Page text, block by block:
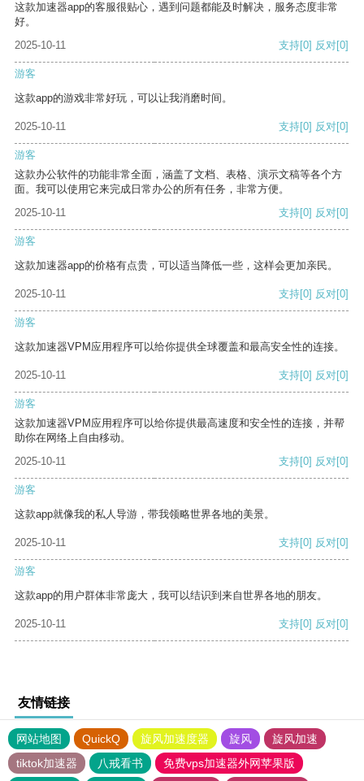
这款加速器app的客服很贴心，遇到问题都能及时解决，服务态度非常
好。
2025-10-11
支持[0] 反对[0]
游客
这款app的游戏非常好玩，可以让我消磨时间。
2025-10-11 支持[0] 反对[0]
游客
这款办公软件的功能非常全面，涵盖了文档、表格、演示文稿等各个方
面。我可以使用它来完成日常办公的所有任务，非常方便。
2025-10-11
支持[0] 反对[0]
游客
这款加速器app的价格有点贵，可以适当降低一些，这样会更加亲民。
2025-10-11 支持[0] 反对[0]
游客
这款加速器VPM应用程序可以给你提供全球覆盖和最高安全性的连接。
2025-10-11 支持[0] 反对[0]
游客
这款加速器VPM应用程序可以给你提供最高速度和安全性的连接，并帮
助你在网络上自由移动。
2025-10-11
支持[0] 反对[0]
游客
这款app就像我的私人导游，带我领略世界各地的美景。
2025-10-11 支持[0] 反对[0]
游客
这款app的用户群体非常庞大，我可以结识到来自世界各地的朋友。
2025-10-11 支持[0] 反对[0]
友情链接
网站地图 QuickQ 旋风加速度器 旋风
旋风加速
tiktok加速器
八戒看书 免费vps加速器外网苹果版